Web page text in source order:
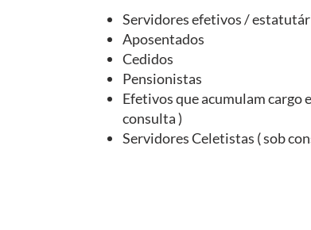
Servidores efetivos /
Aposentados
Cedidos
Pensionistas
Efetivos que acumulam cargo
consulta )
Servidores Celetistas ( sob